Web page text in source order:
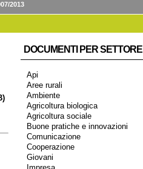
2013
DOCUMENTI PER SETTORE
Api
Aree rurali
Ambiente
Agricoltura biologica
Agricoltura sociale
Buone pratiche e innovazioni
Comunicazione
Cooperazione
Giovani